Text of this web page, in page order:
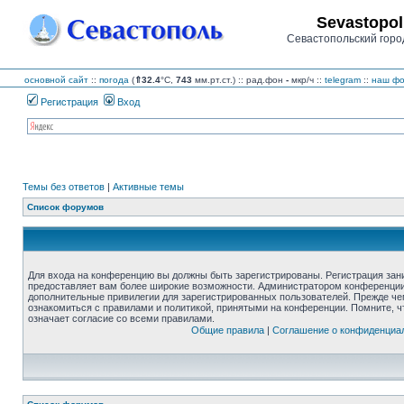
Севастопольский
основной сайт :: погода (⇑32.4°C, 743 мм.рт.ст.) :: рад.фон - мкр/ч :: telegram :: наш
Регистрация Вход
Темы без ответов | Активные темы
Список форумов
Для входа на конференцию вы должны быть зарегистрированы. Регистрация
предоставляет вам более широкие возможности. Администратором
дополнительные привилегии для зарегистрированных пользователей. Прежде
ознакомиться с правилами и политикой, принятыми на конференции. Помните,
означает согласие со всеми правилами.
Общие правила| Соглашение о